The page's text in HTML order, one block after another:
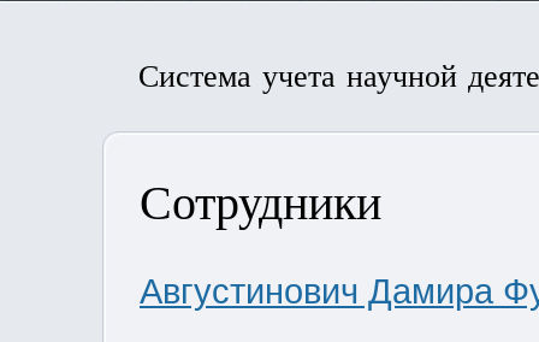
Система учета научной
Сотрудники
Августинович Дамира